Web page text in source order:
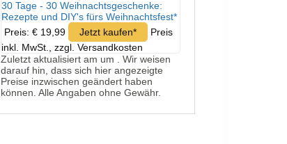
30 Tage - 30 Weihnachtsgeschenke:
Rezepte und DIY's fürs Weihnachtsfest*
Preis: € 19,99
Jetzt kaufen*
Preis
inkl. MwSt., zzgl. Versandkosten
Zuletzt aktualisiert am um . Wir weisen
darauf hin, dass sich hier angezeigte
Preise inzwischen geändert haben
können. Alle Angaben ohne Gewähr.